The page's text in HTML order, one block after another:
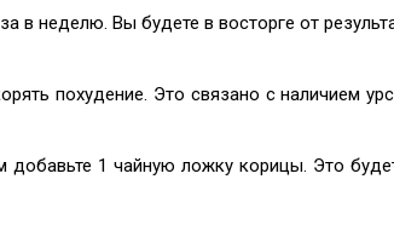
в неделю. Вы будете в восторге от
похудение. Это связано с наличием
1 чайную ложку корицы. Это